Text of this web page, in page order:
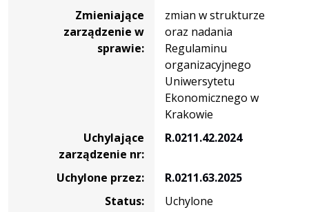
Zmieniające
zarządzenie w
sprawie:
zmian w strukturze
oraz nadania
Regulaminu
organizacyjnego
Uniwersytetu
Ekonomicznego w
Krakowie
Uchylające
zarządzenie nr:
R.0211.42.2024
Uchylone przez:
R.0211.63.2025
Status:
Uchylone